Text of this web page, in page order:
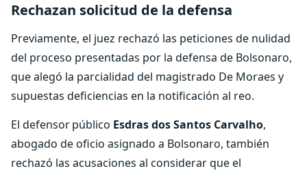
Rechazan solicitud de la defensa
Previamente, el juez rechazó las peticiones de nulidad
del proceso presentadas por la defensa de Bolsonaro,
que alegó la parcialidad del magistrado De Moraes y
supuestas deficiencias en la notificación al reo.
El defensor público Esdras dos Santos Carvalho,
abogado de oficio asignado a Bolsonaro, también
rechazó las acusaciones al considerar que el